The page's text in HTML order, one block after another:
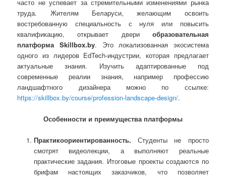
часто не успевает за стремительными изменениями рынка
труда. Жителям Беларуси, желающим освоить
востребованную специальность с нуля или повысить
квалификацию, открывает двери образовательная
платформа Skillbox.by. Это локализованная экосистема
одного из лидеров EdTech-индустрии, которая предлагает
актуальные знания. Изучить адаптированные под
современные реалии знания, например профессию
ландшафтного дизайнера можно по ссылке:
https://skillbox.by/course/profession-landscape-design/.
Особенности и преимущества платформы
Практикоориентированность. Студенты не просто
смотрят видеолекции, а выполняют реальные
практические задания. Итоговые проекты создаются по
брифам настоящих заказчиков, что позволяет